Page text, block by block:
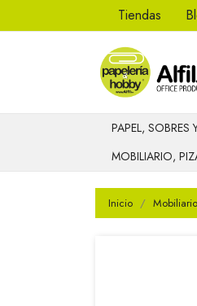
Tiendas
PAPEL, SOBRES
MOBILIARIO,
Inicio